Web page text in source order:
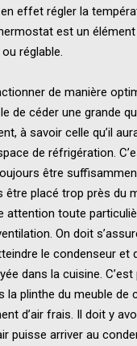
effet régler la
est un élément
réglable.
de manière
de céder une grande
à savoir celle qu’il
de réfrigération.
être
placé trop près du
attention toute
On doit
le condenseur et
dans la cuisine. C’est
la plinthe du meuble de
d’air frais. Il doit y
puisse arriver au